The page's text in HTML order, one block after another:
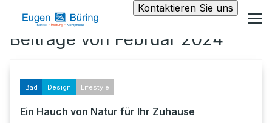
Kontaktieren Sie uns
Beiträge von Februar 2024
Bad Design Lifestyle
Ein Hauch von Natur für Ihr Zuhause